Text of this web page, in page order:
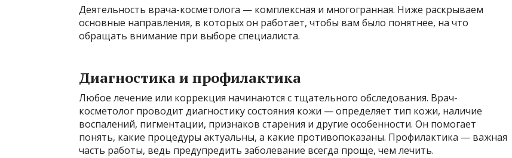
Деятельность врача-косметолога — комплексная и многогранная. Ниже раскрываем
основные направления, в которых он работает, чтобы вам было понятнее, на что
обращать внимание при выборе специалиста.
Диагностика и профилактика
Любое лечение или коррекция начинаются с тщательного обследования. Врач-
косметолог проводит диагностику состояния кожи — определяет тип кожи, наличие
воспалений, пигментации, признаков старения и другие особенности. Он помогает
понять, какие процедуры актуальны, а какие противопоказаны. Профилактика — важная
часть работы, ведь предупредить заболевание всегда проще, чем лечить.